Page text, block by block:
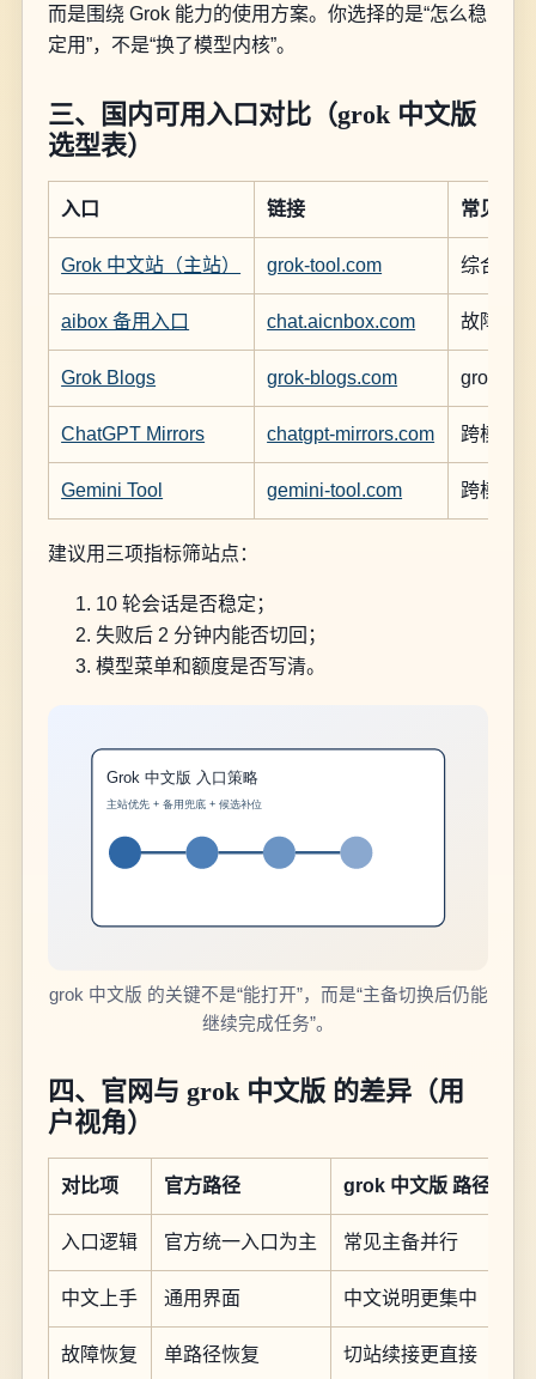
而是围绕 Grok 能力的使用方案。你选择的是“怎么稳
定用”，不是“换了模型内核”。
三、国内可用入口对比（grok 中文版
选型表）
入口 链接 常见定
Grok 中文站（主站） grok-tool.com 综合入
aibox 备用入口 chat.aicnbox.com 故障切
Grok Blogs grok-blogs.com grok 中
ChatGPT Mirrors chatgpt-mirrors.com 跨模型
Gemini Tool gemini-tool.com 跨模型
建议用三项指标筛站点：
10 轮会话是否稳定；
失败后 2 分钟内能否切回；
模型菜单和额度是否写清。
grok 中文版 的关键不是“能打开”，而是“主备切换后仍能
继续完成任务”。
四、官网与 grok 中文版 的差异（用
户视角）
对比项 官方路径 grok 中文版 路径
入口逻辑 官方统一入口为主 常见主备并行
中文上手 通用界面 中文说明更集中
故障恢复 单路径恢复 切站续接更直接